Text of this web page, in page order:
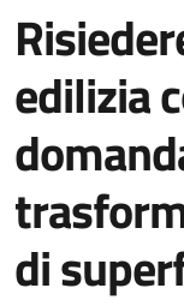
edilizia
di